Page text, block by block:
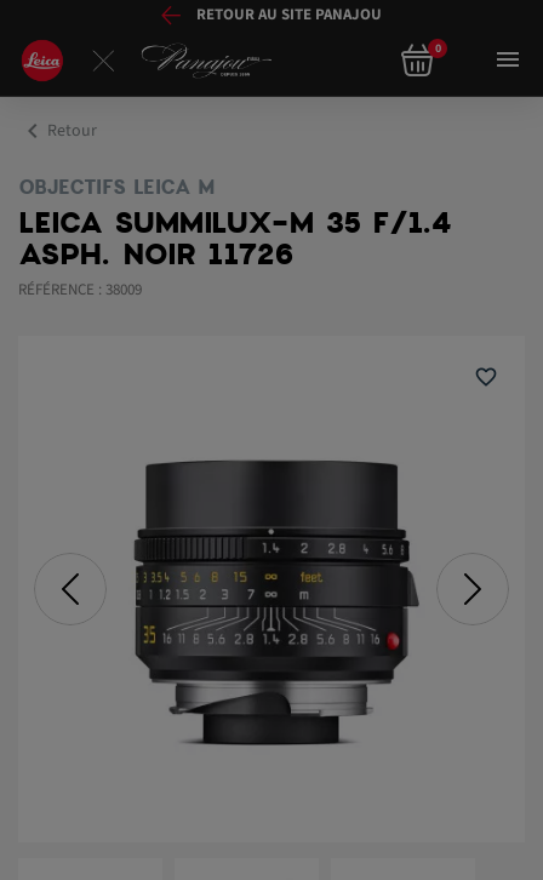
RETOUR AU SITE PANAJOU
0 
chevron_left Retour
OBJECTIFS LEICA M
LEICA SUMMILUX-M 35 F/1.4
ASPH. NOIR 11726
RÉFÉRENCE : 38009
favorite_border